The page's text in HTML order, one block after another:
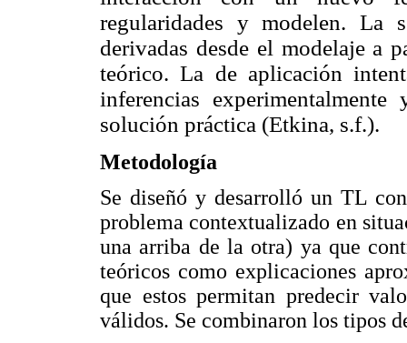
regularidades y modelen. La
derivadas desde el modelaje a
teórico. La de aplicación
inferencias
solución práctica (Etkina, s.f.).
Metodología
Se diseñó y desarrolló un TL
problema contextualizado en
una arriba de la otra) ya que
teóricos como explicaciones
que estos permitan predecir
válidos. Se combinaron los tipos